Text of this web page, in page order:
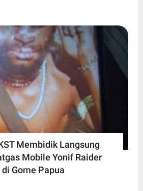
Membidik Langsung
Mobile Yonif Raider
Gome Papua